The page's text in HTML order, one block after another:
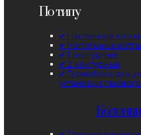
По типу
✔ Настенные котлы
✔ Напольные котлы
✔ 1 контурные
✔ 2 контурные
✔ Термобокс для
установки
Колонки